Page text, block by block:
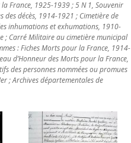
France, 1925-1939 ; 5 N 1, Souvenir
des décès, 1914-1921 ; Cimetière de
inhumations et exhumations, 1910-
; Carré Militaire au cimetière municipal
: Fiches Morts pour la France, 1914-
d’Honneur des Morts pour la France,
des personnes nommées ou promues
; Archives départementales de